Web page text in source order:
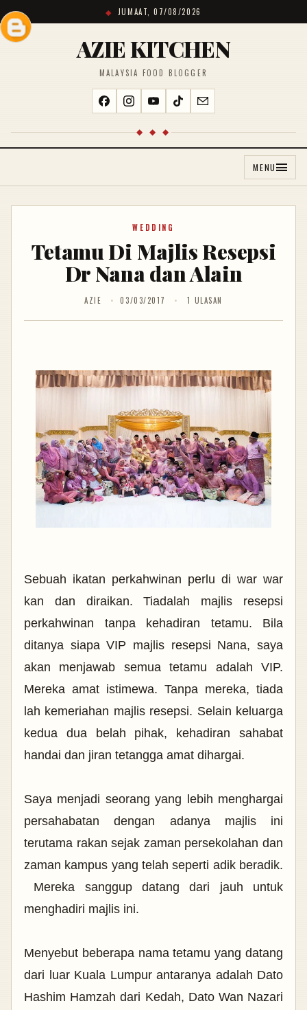
JUMAAT, 07/08/2026
AZIE KITCHEN
MALAYSIA FOOD BLOGGER
◆ ◆ ◆
MENU
WEDDING
Tetamu Di Majlis Resepsi
Dr Nana dan Alain
AZIE 03/03/2017 1 ULASAN
Sebuah ikatan perkahwinan perlu di war war
kan dan diraikan. Tiadalah majlis resepsi
perkahwinan tanpa kehadiran tetamu. Bila
ditanya siapa VIP majlis resepsi Nana, saya
akan menjawab semua tetamu adalah VIP.
Mereka amat istimewa. Tanpa mereka, tiada
lah kemeriahan majlis resepsi. Selain keluarga
kedua dua belah pihak, kehadiran sahabat
handai dan jiran tetangga amat dihargai.
Saya menjadi seorang yang lebih menghargai
persahabatan dengan adanya majlis ini
terutama rakan sejak zaman persekolahan dan
zaman kampus yang telah seperti adik beradik.
Mereka sanggup datang dari jauh untuk
menghadiri majlis ini.
Menyebut beberapa nama tetamu yang datang
dari luar Kuala Lumpur antaranya adalah Dato
Hashim Hamzah dari Kedah, Dato Wan Nazari